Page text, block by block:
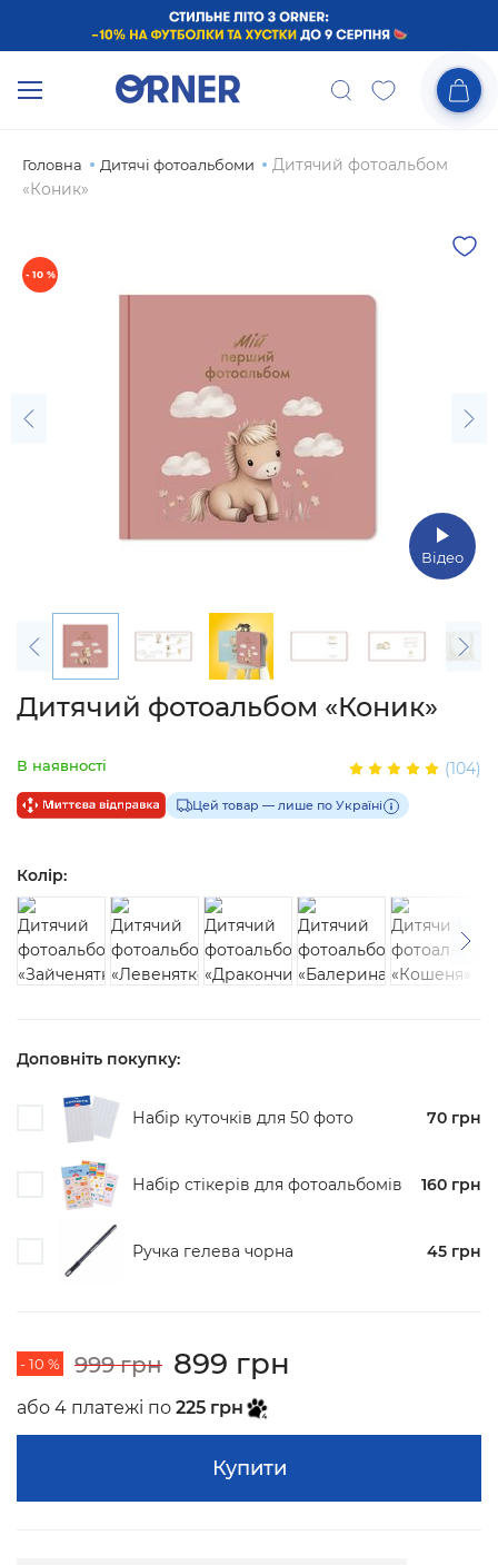
Головна Дитячі фотоальбоми
Дитячий фотоальбом
«Коник»
- 10 %
Відео
Дитячий фотоальбом «Коник»
В наявності (104)
Цей товар — лише по Україні
Колір:
Доповніть покупку:
Набір куточків для 50 фото 70 грн
Набір стікерів для фотоальбомiв 160 грн
Ручка гелева чорна 45 грн
- 10 % 999 грн 899 грн
або 4 платежі по 225 грн
Купити